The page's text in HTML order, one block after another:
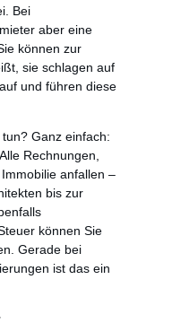
Bei
aber eine
können zur
sie schlagen auf
und führen diese
Ganz einfach:
. Alle Rechnungen,
anfallen –
bis zur
können Sie
Gerade bei
ist das ein